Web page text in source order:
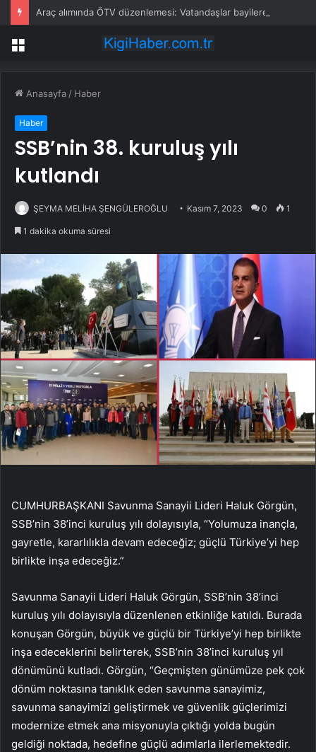
Menü
Anasayfa / Haber
Haber
SSB’nin 38. kuruluş yılı
kutlandı
ŞEYMA MELİHA ŞENGÜLEROĞLU Kasım 7, 2023 0 1
1 dakika okuma süresi
CUMHURBAŞKANI Savunma Sanayii Lideri Haluk Görgün,
SSB’nin 38’inci kuruluş yılı dolayısıyla, “Yolumuza inançla,
gayretle, kararlılıkla devam edeceğiz; güçlü Türkiye’yi hep
birlikte inşa edeceğiz.”
Savunma Sanayii Lideri Haluk Görgün, SSB’nin 38’inci
kuruluş yılı dolayısıyla düzenlenen etkinliğe katıldı. Burada
konuşan Görgün, büyük ve güçlü bir Türkiye’yi hep birlikte
inşa edeceklerini belirterek, SSB’nin 38’inci kuruluş yıl
dönümünü kutladı. Görgün, “Geçmişten günümüze pek çok
dönüm noktasına tanıklık eden savunma sanayimiz,
savunma sanayimizi geliştirmek ve güvenlik güçlerimizi
modernize etmek ana misyonuyla çıktığı yolda bugün
geldiği noktada, hedefine güçlü adımlarla ilerlemektedir.